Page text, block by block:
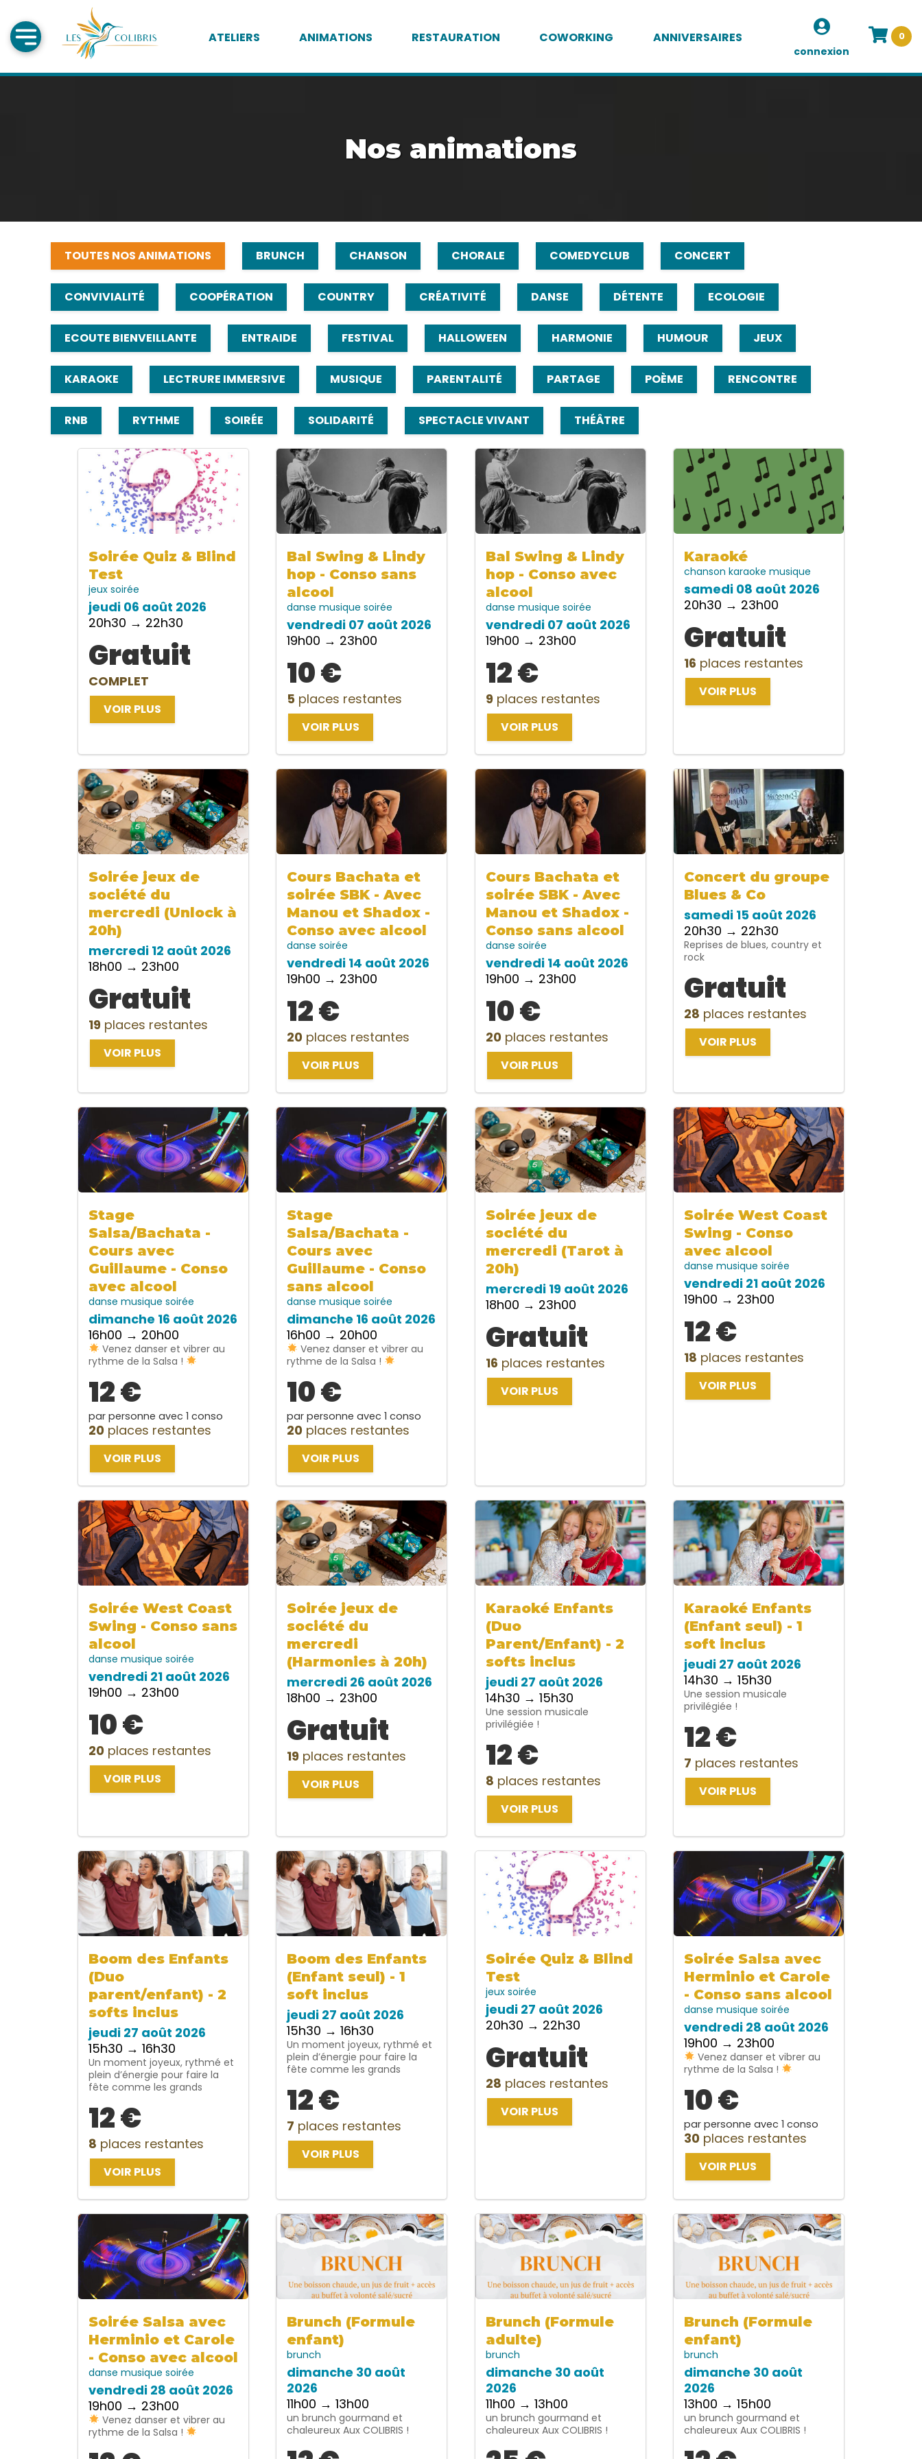
ATELIERS ANIMATIONS RESTAURATION COWORKING ANNIVERSAIRES
connexion
0
Nos animations
TOUTES NOS ANIMATIONS BRUNCH CHANSON CHORALE COMEDYCLUB CONCERT
CONVIVIALITÉ COOPÉRATION COUNTRY CRÉATIVITÉ DANSE DÉTENTE ECOLOGIE
ECOUTE BIENVEILLANTE ENTRAIDE FESTIVAL HALLOWEEN HARMONIE HUMOUR JEUX
KARAOKE LECTRURE IMMERSIVE MUSIQUE PARENTALITÉ PARTAGE POÈME RENCONTRE
RNB RYTHME SOIRÉE SOLIDARITÉ SPECTACLE VIVANT THÉÂTRE
Soirée Quiz & Blind
Test
jeuxsoirée
jeudi 06 août 2026
20h30 → 22h30
Gratuit
COMPLET
VOIR PLUS
Bal Swing & Lindy
hop - Conso sans
alcool
dansemusiquesoirée
vendredi 07 août 2026
19h00 → 23h00
10 €
5 places restantes
VOIR PLUS
Bal Swing & Lindy
hop - Conso avec
alcool
danse musique soirée
vendredi 07 août 2026
19h00 → 23h00
12 €
9 places restantes
VOIR PLUS
Karaoké
chanson karaoke musique
samedi 08 août 2026
20h30 → 23h00
Gratuit
16 places restantes
VOIR PLUS
Soirée jeux de
société du
mercredi (Unlock à
20h)
mercredi 12 août 2026
18h00 → 23h00
Gratuit
19 places restantes
VOIR PLUS
Cours Bachata et
soirée SBK - Avec
Manou et Shadox -
Conso avec alcool
dansesoirée
vendredi 14 août 2026
19h00 → 23h00
12 €
20 places restantes
VOIR PLUS
Cours Bachata et
soirée SBK - Avec
Manou et Shadox -
Conso sans alcool
danse soirée
vendredi 14 août 2026
19h00 → 23h00
10 €
20places restantes
VOIR PLUS
Concert du groupe
Blues & Co
samedi 15 août 2026
20h30 → 22h30
Reprises de blues, country et
rock
Gratuit
28 places restantes
VOIR PLUS
Stage
Salsa/Bachata -
Cours avec
Guillaume - Conso
avec alcool
dansemusiquesoirée
dimanche 16 août 2026
16h00 → 20h00
Venez danser et vibrer au
rythme de la Salsa !
12 €
par personne avec 1 conso
20 places restantes
VOIR PLUS
Stage
Salsa/Bachata -
Cours avec
Guillaume - Conso
sans alcool
dansemusiquesoirée
dimanche 16 août 2026
16h00 → 20h00
Venez danser et vibrer au
rythme de la Salsa !
10 €
par personne avec 1 conso
20 places restantes
VOIR PLUS
Soirée jeux de
société du
mercredi (Tarot à
20h)
mercredi 19 août 2026
18h00 → 23h00
Gratuit
16 places restantes
VOIR PLUS
Soirée West Coast
Swing - Conso
avec alcool
danse musique soirée
vendredi 21 août 2026
19h00 → 23h00
12 €
18 places restantes
VOIR PLUS
Soirée West Coast
Swing - Conso sans
alcool
dansemusiquesoirée
vendredi 21 août 2026
19h00 → 23h00
10 €
20 places restantes
VOIR PLUS
Soirée jeux de
société du
mercredi
(Harmonies à 20h)
mercredi 26 août 2026
18h00 → 23h00
Gratuit
19 places restantes
VOIR PLUS
Karaoké Enfants
(Duo
Parent/Enfant) - 2
softs inclus
jeudi 27 août 2026
14h30 → 15h30
Une session musicale
privilégiée !
12 €
8 places restantes
VOIR PLUS
Karaoké Enfants
(Enfant seul) - 1
soft inclus
jeudi 27 août 2026
14h30 → 15h30
Une session musicale
privilégiée !
12 €
7 places restantes
VOIR PLUS
Boom des Enfants
(Duo
parent/enfant) - 2
softs inclus
jeudi 27 août 2026
15h30 → 16h30
Un moment joyeux, rythmé et
plein d’énergie pour faire la
fête comme les grands
12 €
8 places restantes
VOIR PLUS
Boom des Enfants
(Enfant seul) - 1
soft inclus
jeudi 27 août 2026
15h30 → 16h30
Un moment joyeux, rythmé et
plein d’énergie pour faire la
fête comme les grands
12 €
7 places restantes
VOIR PLUS
Soirée Quiz & Blind
Test
jeux soirée
jeudi 27 août 2026
20h30 → 22h30
Gratuit
28 places restantes
VOIR PLUS
Soirée Salsa avec
Herminio et Carole
- Conso sans alcool
danse musique soirée
vendredi 28 août 2026
19h00 → 23h00
Venez danser et vibrer au
rythme de la Salsa !
10 €
par personne avec 1 conso
30places restantes
VOIR PLUS
Soirée Salsa avec
Herminio et Carole
- Conso avec alcool
dansemusiquesoirée
vendredi 28 août 2026
19h00 → 23h00
Venez danser et vibrer au
rythme de la Salsa !
Brunch (Formule
enfant)
brunch
dimanche 30 août
2026
11h00 → 13h00
un brunch gourmand et
chaleureux Aux COLIBRIS !
Brunch (Formule
adulte)
brunch
dimanche 30 août
2026
11h00 → 13h00
un brunch gourmand et
chaleureux Aux COLIBRIS !
Brunch (Formule
enfant)
brunch
dimanche 30 août
2026
13h00 → 15h00
un brunch gourmand et
chaleureux Aux COLIBRIS !